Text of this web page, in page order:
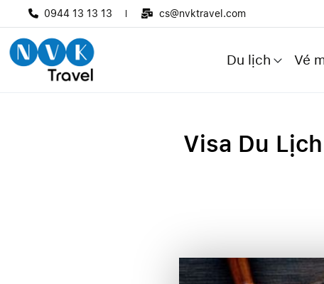
0944 13 13 13 cs@nvktravel.com
Du lịch Vé
Visa Du